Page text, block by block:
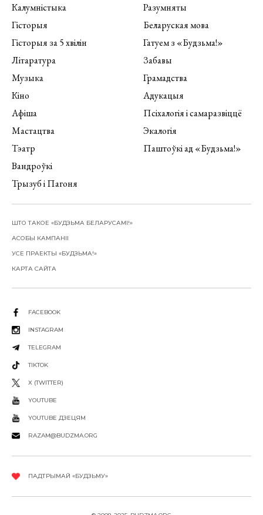
Калумністыка
Гісторыя
Гісторыя за 5 хвілін
Літаратура
Музыка
Кіно
Афіша
Мастацтва
Тэатр
Вандроўкі
Трызуб і Пагоня
Разумняты
Беларуская мова
Гатуем з «Будзьма!»
Забавы
Грамадства
Адукацыя
Псіхалогія і самаразвіццё
Экалогія
Паштоўкі ад «Будзьма!»
ШТО ТАКОЕ «БУДЗЬМА БЕЛАРУСАМІ!»
АСОБЫ КАМПАНІІ
УСЕ ПРАЕКТЫ «БУДЗЬМА!»
КАРТА САЙТА
FACEBOOK
INSTAGRAM
TELEGRAM
TIKTOK
X (TWITTER)
YOUTUBE
YOUTUBE ДЗЕЦЯМ
RAZAM@BUDZMA.ORG
ПАДТРЫМАЙ «БУДЗЬМУ»